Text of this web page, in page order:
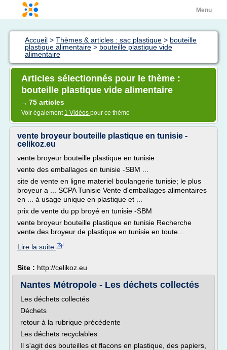
Menu
Accueil > Thèmes & articles : sac plastique > bouteille
plastique alimentaire > bouteille plastique vide
alimentaire
Articles sélectionnés pour le thème :
bouteille plastique vide alimentaire
→ 75 articles
Voir également 1 Vidéos pour ce thème
vente broyeur bouteille plastique en tunisie -
celikoz.eu
vente broyeur bouteille plastique en tunisie
vente des emballages en tunisie -SBM ...
site de vente en ligne materiel boulangerie tunisie; le plus
broyeur a ... SCPA Tunisie Vente d'emballages alimentaires
en ... à usage unique en plastique et ...
prix de vente du pp broyé en tunisie -SBM
vente broyeur bouteille plastique en tunisie Recherche
vente des broyeur de plastique en tunisie en toute...
Lire la suite
Site : http://celikoz.eu
Nantes Métropole - Les déchets collectés
Les déchets collectés
Déchets
retour à la rubrique précédente
Les déchets recyclables
Il s'agit des bouteilles et flacons en plastique, des papiers,